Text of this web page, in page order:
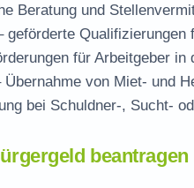
Beratung und
geförderte Qualifizierungen
für Arbeitgeber in
Übernahme von Miet- und
bei Schuldner-, Sucht-